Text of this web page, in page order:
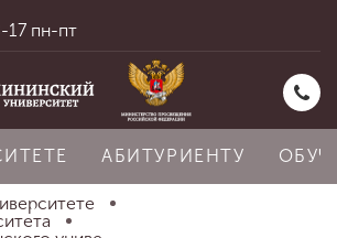
пн-пт
АБИТУРИЕНТУ